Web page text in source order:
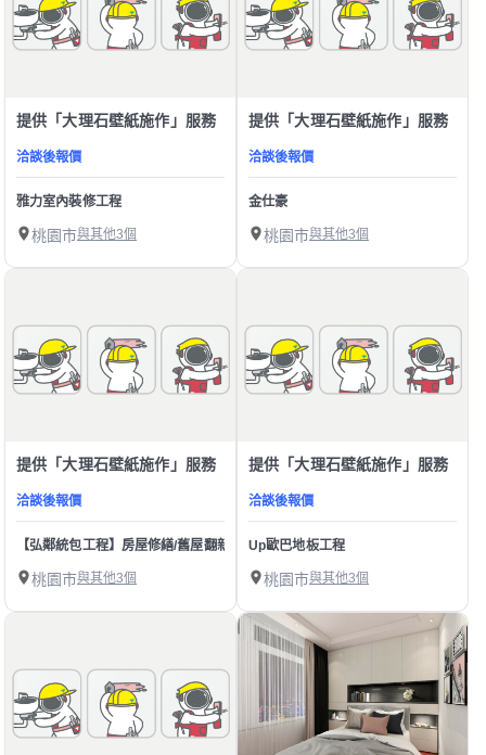
提供「大理石壁紙施作」服務
洽談後報價
雅力室內裝修工程
桃園市與其他3個
提供「大理石壁紙施作」服務
洽談後報價
金仕豪
桃園市與其他3個
提供「大理石壁紙施作」服務
洽談後報價
【弘鄰統包工程】房屋修繕/舊屋翻新/裝潢
桃園市與其他3個
提供「大理石壁紙施作」服務
洽談後報價
Up歐巴地板工程
桃園市與其他3個